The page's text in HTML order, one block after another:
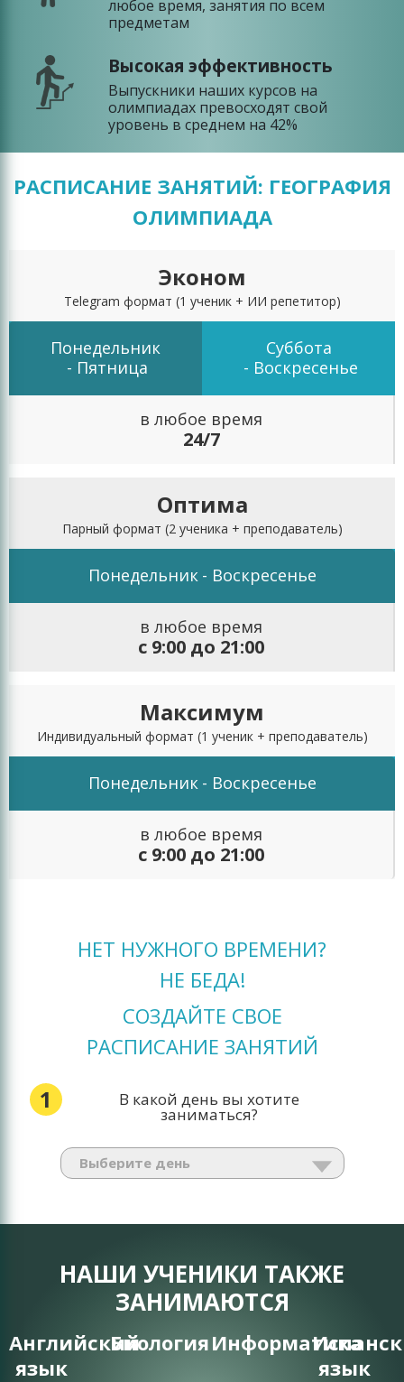
любое время, занятия по всем
предметам
Высокая эффективность
Выпускники наших курсов на
олимпиадах превосходят свой
уровень в среднем на 42%
РАСПИСАНИЕ ЗАНЯТИЙ: ГЕОГРАФИЯ
ОЛИМПИАДА
Эконом
Telegram формат (1 ученик + ИИ репетитор)
Понедельник
- Пятница
Суббота
- Воскресенье
в любое время
24/7
Оптима
Парный формат (2 ученика + преподаватель)
Понедельник - Воскресенье
в любое время
с 9:00 до 21:00
Максимум
Индивидуальный формат (1 ученик + преподаватель)
Понедельник - Воскресенье
в любое время
с 9:00 до 21:00
НЕТ НУЖНОГО ВРЕМЕНИ?
НЕ БЕДА!
СОЗДАЙТЕ СВОЕ
РАСПИСАНИЕ ЗАНЯТИЙ
1 В какой день вы хотите
заниматься?
НАШИ УЧЕНИКИ ТАКЖЕ
ЗАНИМАЮТСЯ
Английский
язык
БиологияИнформатика
язык